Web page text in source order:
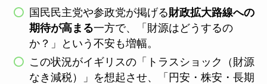
国民民主党や参政党が掲げる財政拡大路線への
期待が高まる一方で、「財源はどうするの
か？」という不安も増幅。
この状況がイギリスの「トラスショック（財源
なき減税）」を想起させ、「円安・株安・長期